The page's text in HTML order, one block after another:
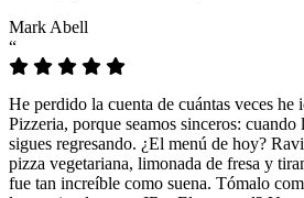
Mark Abell
“
He perdido la cuenta de cuántas veces
Pizzeria, porque seamos sinceros: cuando
sigues regresando. ¿El menú de hoy?
pizza vegetariana, limonada de fresa y
fue tan increíble como suena. Tómalo